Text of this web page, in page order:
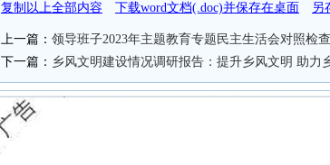
复制以上全部内容 下载word文档(.doc)并保存在桌面 另
上一篇： 领导班子2023年主题教育专题民主生活会对照检
下一篇： 乡风文明建设情况调研报告：提升乡风文明 助力